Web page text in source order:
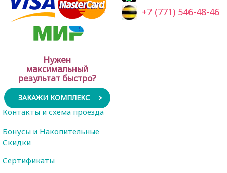
Нужен
максимальный
результат быстро?
ЗАКАЖИ КОМПЛЕКС
+7 (771) 546-48-46
Контакты и схема проезда
Бонусы и Накопительные
Скидки
Сертификаты